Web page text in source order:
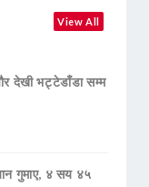
View All
देखी भट्टेडाँडा सम्म
गुमाए, ४ सय ४५